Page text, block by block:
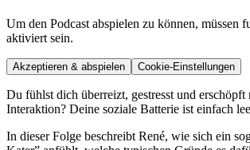
Um den Podcast abspielen zu können, müssen
aktiviert sein.
Akzeptieren & abspielen Cookie-Einstellungen
Du fühlst dich überreizt, gestresst und erschöpft
Interaktion? Deine soziale Batterie ist einfach
In dieser Folge beschreibt René, wie sich ein